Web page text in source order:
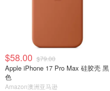
$58.00 $79.00
Apple iPhone 17 Pro Max 硅胶壳 黑
色
Amazon澳洲亚马逊